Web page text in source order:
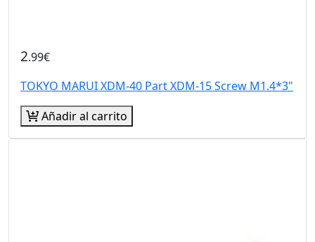
2.99€
TOKYO MARUI XDM-40 Part XDM-15 Screw M1.4*3"
Añadir al carrito